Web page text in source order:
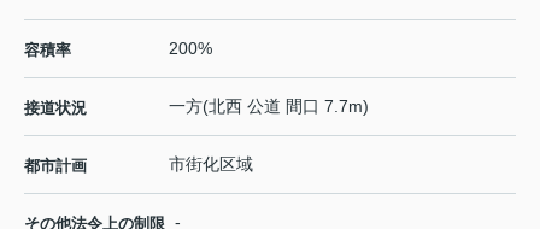
容積率 200%
接道状況 一方(北西 公道 間口 7.7m)
都市計画 市街化区域
その他法令上の制限 -